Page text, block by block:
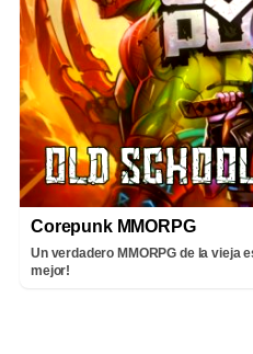
Corepunk MMORPG
Un verdadero MMORPG de la vieja
mejor!